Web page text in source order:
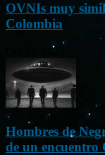
OVNIs muy
Colombia
Oct 23, 2023
Hombres de
de un encuentro